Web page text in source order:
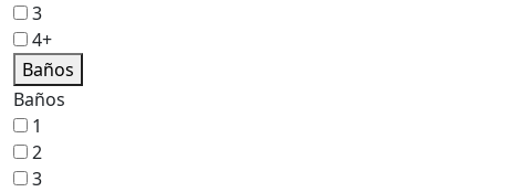
3
4+
Baños
Baños
1
2
3